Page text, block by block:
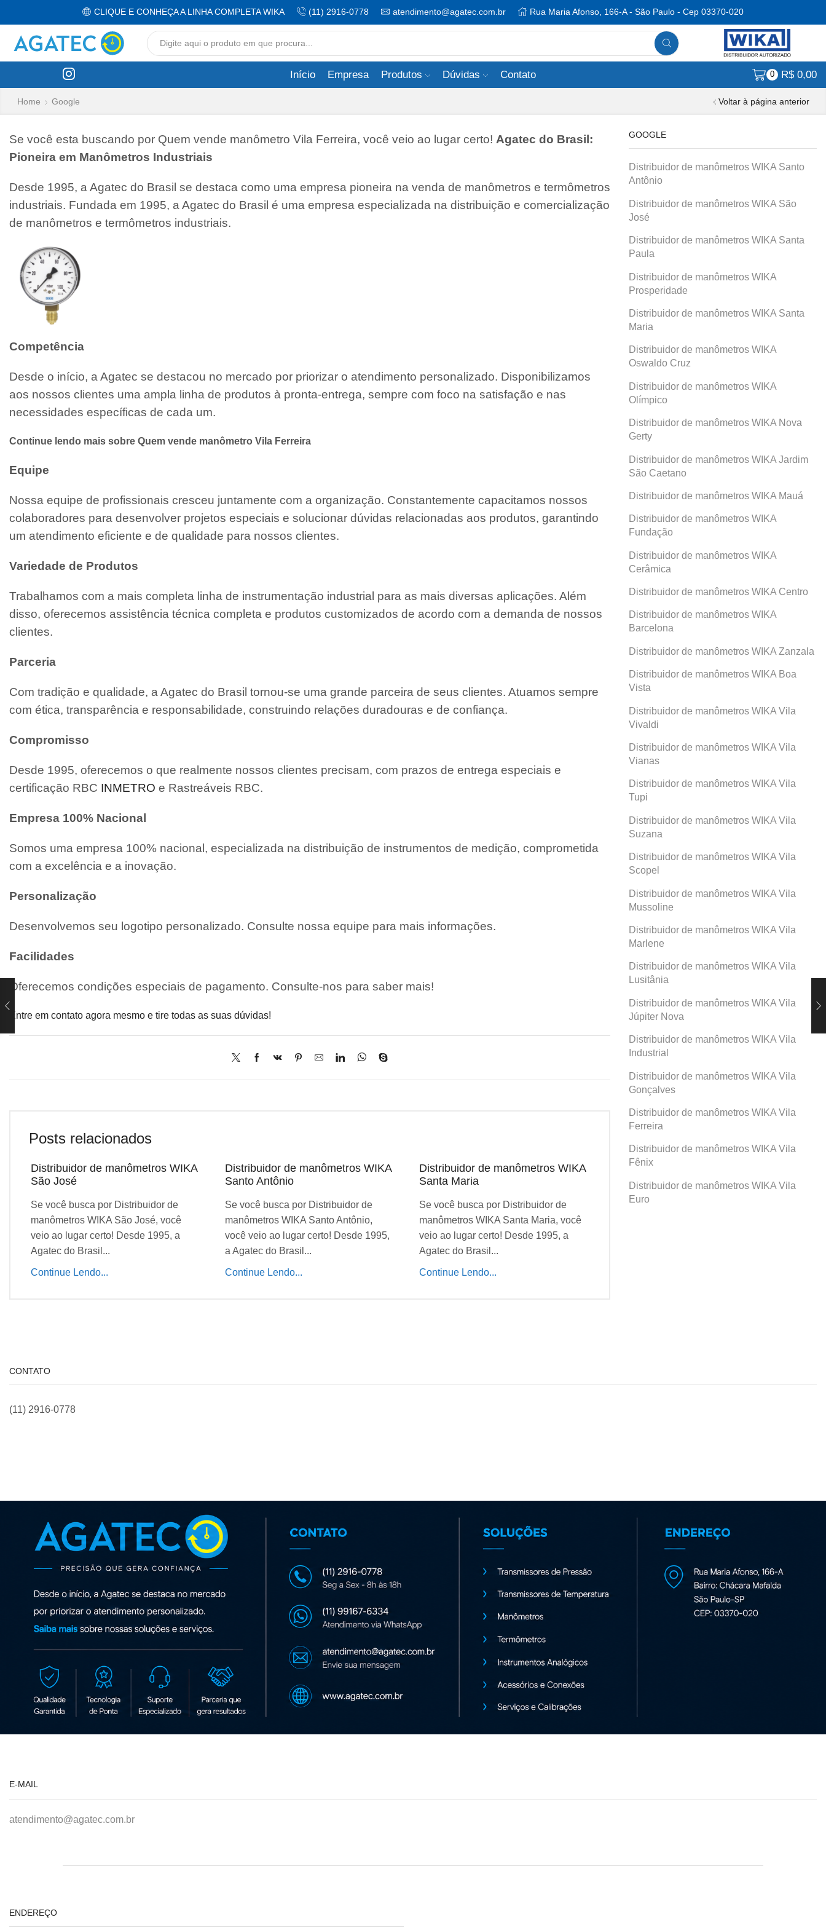
CLIQUE E CONHEÇA A LINHA COMPLETA WIKA (11) 2916-0778 atendimento@agatec.com.br Rua Maria Afonso, 166-A - São Paulo - Cep 03370-020
input
Início Empresa Produtos Dúvidas Contato 0 R$0,00
Voltar à página anterior
Home Google
Se você esta buscando por Quem vende manômetro Vila Ferreira, você veio ao lugar certo! Agatec do Brasil:
Pioneira em Manômetros Industriais
Desde 1995, a Agatec do Brasil se destaca como uma empresa pioneira na venda de manômetros e termômetros
industriais. Fundada em 1995, a Agatec do Brasil é uma empresa especializada na distribuição e comercialização
de manômetros e termômetros industriais.
Competência
Desde o início, a Agatec se destacou no mercado por priorizar o atendimento personalizado. Disponibilizamos
aos nossos clientes uma ampla linha de produtos à pronta-entrega, sempre com foco na satisfação e nas
necessidades específicas de cada um.
Continue lendo mais sobre Quem vende manômetro Vila Ferreira
Equipe
Nossa equipe de profissionais cresceu juntamente com a organização. Constantemente capacitamos nossos
colaboradores para desenvolver projetos especiais e solucionar dúvidas relacionadas aos produtos, garantindo
um atendimento eficiente e de qualidade para nossos clientes.
Variedade de Produtos
Trabalhamos com a mais completa linha de instrumentação industrial para as mais diversas aplicações. Além
disso, oferecemos assistência técnica completa e produtos customizados de acordo com a demanda de nossos
clientes.
Parceria
Com tradição e qualidade, a Agatec do Brasil tornou-se uma grande parceira de seus clientes. Atuamos sempre
com ética, transparência e responsabilidade, construindo relações duradouras e de confiança.
Compromisso
Desde 1995, oferecemos o que realmente nossos clientes precisam, com prazos de entrega especiais e
certificação RBC INMETRO e Rastreáveis RBC.
Empresa 100% Nacional
Somos uma empresa 100% nacional, especializada na distribuição de instrumentos de medição, comprometida
com a excelência e a inovação.
Personalização
Desenvolvemos seu logotipo personalizado. Consulte nossa equipe para mais informações.
Facilidades
Oferecemos condições especiais de pagamento. Consulte-nos para saber mais!
Entre em contato agora mesmo e tire todas as suas dúvidas!
Posts relacionados
Distribuidor de manômetros WIKA
São José
Se você busca por Distribuidor de
manômetros WIKA São José, você
veio ao lugar certo! Desde 1995, a
Agatec do Brasil...
Continue Lendo...
Distribuidor de manômetros WIKA
Santo Antônio
Se você busca por Distribuidor de
manômetros WIKA Santo Antônio,
você veio ao lugar certo! Desde 1995,
a Agatec do Brasil...
Continue Lendo...
Distribuidor de manômetros WIKA
Santa Maria
Se você busca por Distribuidor de
manômetros WIKA Santa Maria, você
veio ao lugar certo! Desde 1995, a
Agatec do Brasil...
Continue Lendo...
Distribuidor de manômetros WIKA
Prosperidade
Se você busca por Distribuidor de
GOOGLE
Distribuidor de manômetros WIKA Santo
Antônio
Distribuidor de manômetros WIKA São
José
Distribuidor de manômetros WIKA Santa
Paula
Distribuidor de manômetros WIKA
Prosperidade
Distribuidor de manômetros WIKA Santa
Maria
Distribuidor de manômetros WIKA
Oswaldo Cruz
Distribuidor de manômetros WIKA
Olímpico
Distribuidor de manômetros WIKA Nova
Gerty
Distribuidor de manômetros WIKA Jardim
São Caetano
Distribuidor de manômetros WIKA Mauá
Distribuidor de manômetros WIKA
Fundação
Distribuidor de manômetros WIKA
Cerâmica
Distribuidor de manômetros WIKA Centro
Distribuidor de manômetros WIKA
Barcelona
Distribuidor de manômetros WIKA Zanzala
Distribuidor de manômetros WIKA Boa
Vista
Distribuidor de manômetros WIKA Vila
Vivaldi
Distribuidor de manômetros WIKA Vila
Vianas
Distribuidor de manômetros WIKA Vila
Tupi
Distribuidor de manômetros WIKA Vila
Suzana
Distribuidor de manômetros WIKA Vila
Scopel
Distribuidor de manômetros WIKA Vila
Mussoline
Distribuidor de manômetros WIKA Vila
Marlene
Distribuidor de manômetros WIKA Vila
Lusitânia
Distribuidor de manômetros WIKA Vila
Júpiter Nova
Distribuidor de manômetros WIKA Vila
Industrial
Distribuidor de manômetros WIKA Vila
Gonçalves
Distribuidor de manômetros WIKA Vila
Ferreira
Distribuidor de manômetros WIKA Vila
Fênix
Distribuidor de manômetros WIKA Vila
Euro
CONTATO
(11) 2916-0778
E-MAIL
atendimento@agatec.com.br
ENDEREÇO